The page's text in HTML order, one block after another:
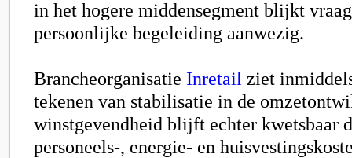
in het hogere middensegment blijkt
persoonlijke begeleiding aanwezig.
Brancheorganisatie Inretail ziet
tekenen van stabilisatie in de
winstgevendheid blijft echter kwetsbaar
personeels-, energie- en